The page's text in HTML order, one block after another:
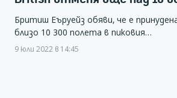
Бритиш Еъруейз обяви, че е
близо 10 300 полета в пиковия…
9 юли 2022 в 14:45